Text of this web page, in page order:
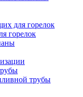
для горелок
горелок
трубы